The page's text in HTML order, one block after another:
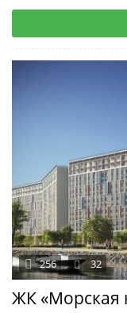
ЖК «Морская
256 32